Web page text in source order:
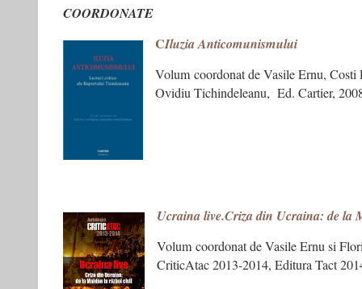
COORDONATE
CIluzia Anticomunismului
Volum coordonat de Vasile Ernu, Costi
Ovidiu Tichindeleanu, Ed. Cartier,
Ucraina live.Criza din Ucraina: de la
Volum coordonat de Vasile Ernu si
CriticAtac 2013-2014, Editura Tact